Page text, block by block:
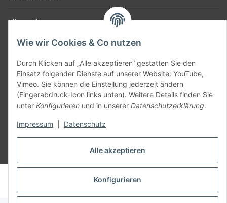
Alle akzeptieren
Konfigurieren
Wie wir Cookies & Co nutzen
Durch Klicken auf „Alle akzeptieren“ gestatten Sie den
Einsatz folgender Dienste auf unserer Website: YouTube,
Vimeo. Sie können die Einstellung jederzeit ändern
(Fingerabdruck-Icon links unten). Weitere Details finden Sie
unter Konfigurieren und in unserer Datenschutzerklärung.
Impressum Datenschutz
Allgemein
Teil unseres Netzwerks:
SmoliTec - Safety. Simplified. Worldwide. ( B2B Shop )
Vertrag widerrufen
* Alle Preise inkl. gesetzlicher USt., zzgl.Versand
© voltmaster.de
Powered byJTL-Shop